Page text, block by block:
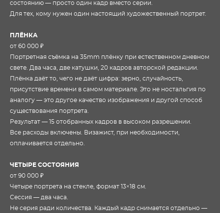
состоянию — просто один кадр вместо серии.
Для тех, кому нужен один настоящий художественный портрет.
ПЛЁНКА
от 60 000 ₽
Портретная съёмка на 35mm плёнку при естественном дневном
свете. Два часа, две катушки, 20 кадров авторской редакции.
Плёнка даёт то, чего не даёт цифра: зерно, случайность,
присутствие времени в самом материале. Это не ностальгия по
аналогу — это другое качество изображения и другой способ
существования портрета.
Результат — 15 отобранных кадров в высоком разрешении.
Все расходы включены. Визажист, при необходимости,
оплачивается отдельно.
ЧЕТЫРЕ СОСТОЯНИЯ
от 90 000 ₽
Четыре портрета на стекле, формат 13×18 см.
Сессия — два часа.
Не серия ради количества. Каждый кадр снимается отдельно —